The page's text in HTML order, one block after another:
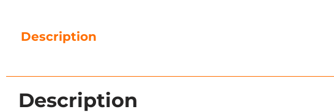
Description
Description